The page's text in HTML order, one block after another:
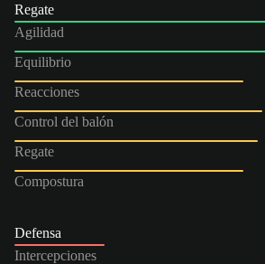
Regate
Agilidad
Equilibrio
Reacciones
Control del balón
Regate
Compostura
Defensa
Intercepciones